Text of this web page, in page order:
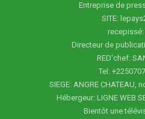
Entreprise de
SITE:
recepissé:
Directeur de
RED'chef:
Tel:
SIEGE: ANGRE CHATEAU,
Hébergeur: LIGNE WEB
Bientôt une